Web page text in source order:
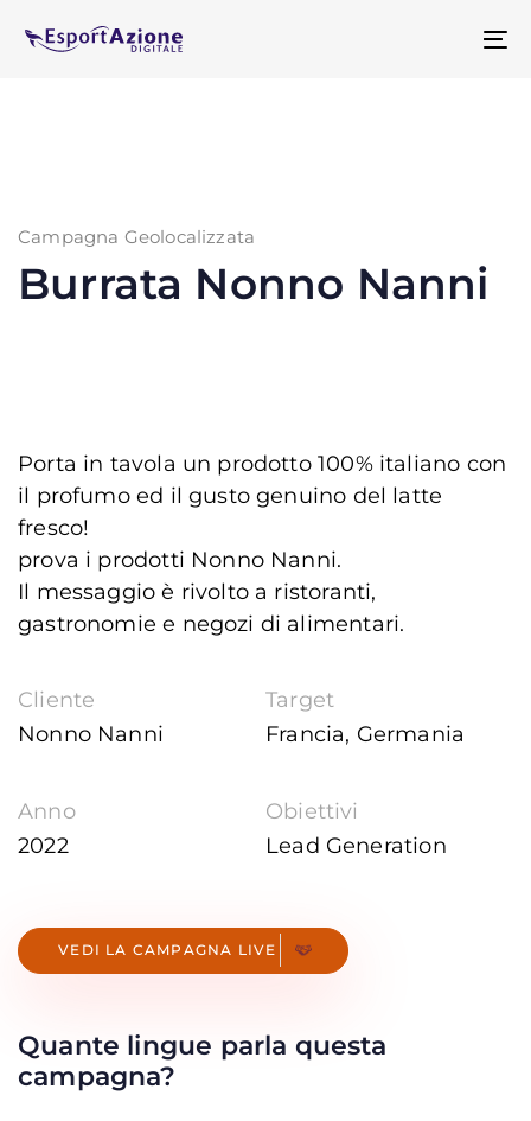
links
Campagna Geolocalizzata
Burrata Nonno Nanni
Porta in tavola un prodotto 100% italiano con
il profumo ed il gusto genuino del latte
fresco!
prova i prodotti Nonno Nanni.
Il messaggio è rivolto a ristoranti,
gastronomie e negozi di alimentari.
Cliente
Nonno Nanni
Target
Francia, Germania
Anno
2022
Obiettivi
Lead Generation
VE DI LA CAMP AGNA LIVE
Quante lingue parla questa
campagna?